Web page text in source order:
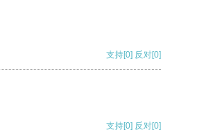
支持[0] 反对[0]
支持[0] 反对[0]